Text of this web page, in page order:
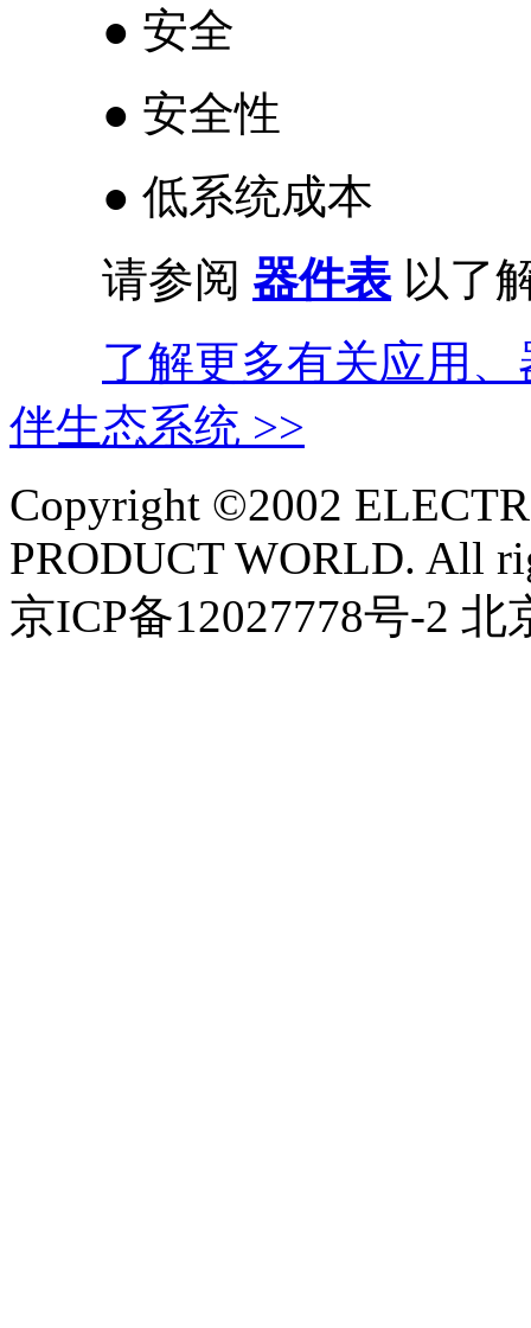
● 安全
● 安全性
● 低系统成本
请参阅 器件表 以了
了解更多有关应用
伴生态系统 >>
Copyright ©2002
PRODUCT WORLD. All
京ICP备12027778号-2